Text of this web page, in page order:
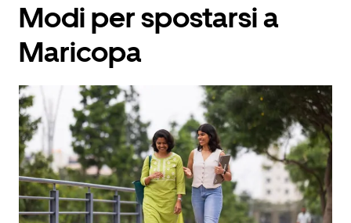
verso
il
per
il
calendario
e
selezionare
una
data.
Utilizza
il
pulsante
Modi per spostarsi a
Maricopa